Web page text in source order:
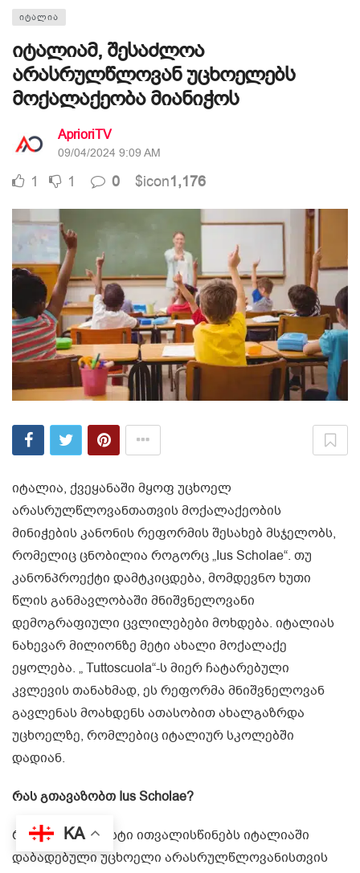
ᲘᲢᲐᲚᲘᲐ
იტალიამ, შესაძლოა
არასრულწლოვან უცხოელებს
მოქალაქეობა მიანიჭოს
AprioriTV
09/04/2024 9:09 AM
1 1 0 $icon1,176
იტალია, ქვეყანაში მყოფ უცხოელ
არასრულწლოვანთათვის მოქალაქეობის
მინიჭების კანონის რეფორმის შესახებ მსჯელობს,
რომელიც ცნობილია როგორც „Ius Scholae“. თუ
კანონპროექტი დამტკიცდება, მომდევნო ხუთი
წლის განმავლობაში მნიშვნელოვანი
დემოგრაფიული ცვლილებები მოხდება. იტალიას
ნახევარ მილიონზე მეტი ახალი მოქალაქე
ეყოლება. „ Tuttoscuola“-ს მიერ ჩატარებული
კვლევის თანახმად, ეს რეფორმა მნიშვნელოვან
გავლენას მოახდენს ათასობით ახალგაზრდა
უცხოელზე, რომლებიც იტალიურ სკოლებში
დადიან.
რას გთავაზობთ Ius Scholae?
რეფორმის ტექსტი ითვალისწინებს იტალიაში
დაბადებული უცხოელი არასრულწლოვანისთვის
KA